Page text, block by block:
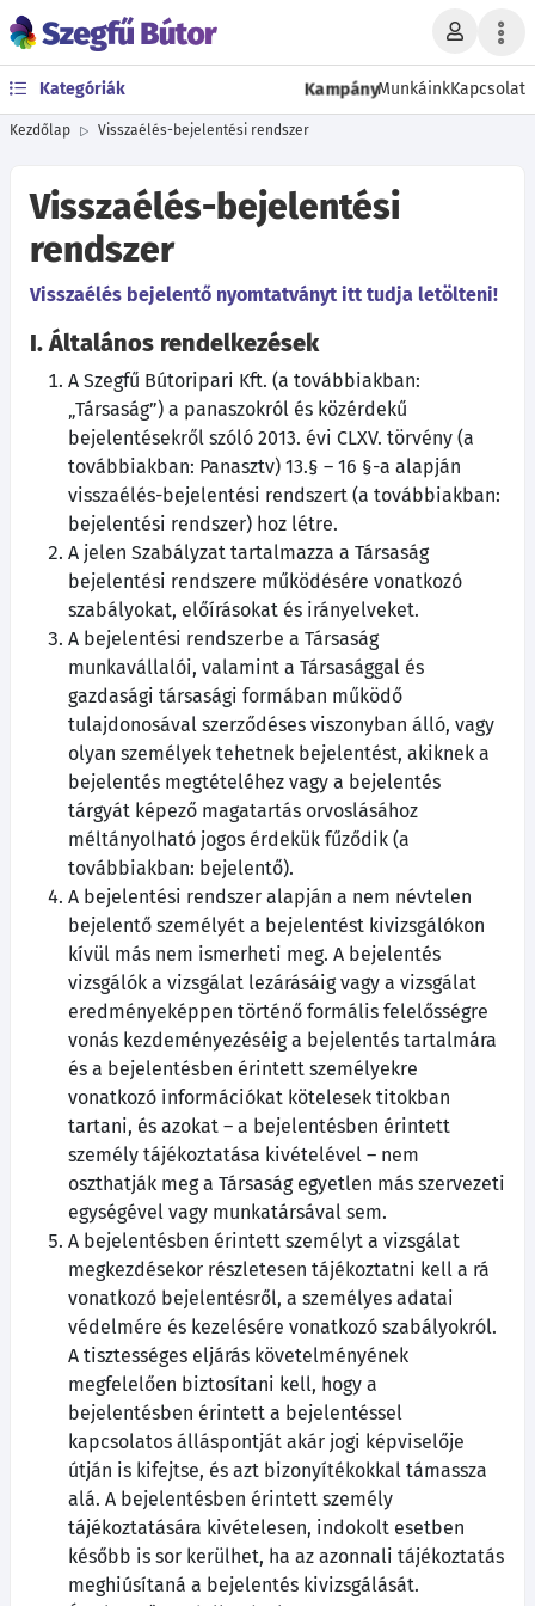
Kategóriák KampányMunkáinkKapcsolat
Kezdőlap Visszaélés-bejelentési rendszer
Visszaélés-bejelentési
rendszer
Visszaélés bejelentő nyomtatványt itt tudja letölteni!
I. Általános rendelkezések
A Szegfű Bútoripari Kft. (a továbbiakban:
„Társaság”) a panaszokról és közérdekű
bejelentésekről szóló 2013. évi CLXV. törvény (a
továbbiakban: Panasztv) 13.§ – 16 §-a alapján
visszaélés-bejelentési rendszert (a továbbiakban:
bejelentési rendszer) hoz létre.
A jelen Szabályzat tartalmazza a Társaság
bejelentési rendszere működésére vonatkozó
szabályokat, előírásokat és irányelveket.
A bejelentési rendszerbe a Társaság
munkavállalói, valamint a Társasággal és
gazdasági társasági formában működő
tulajdonosával szerződéses viszonyban álló, vagy
olyan személyek tehetnek bejelentést, akiknek a
bejelentés megtételéhez vagy a bejelentés
tárgyát képező magatartás orvoslásához
méltányolható jogos érdekük fűződik (a
továbbiakban: bejelentő).
A bejelentési rendszer alapján a nem névtelen
bejelentő személyét a bejelentést kivizsgálókon
kívül más nem ismerheti meg. A bejelentés
vizsgálók a vizsgálat lezárásáig vagy a vizsgálat
eredményeképpen történő formális felelősségre
vonás kezdeményezéséig a bejelentés tartalmára
és a bejelentésben érintett személyekre
vonatkozó információkat kötelesek titokban
tartani, és azokat – a bejelentésben érintett
személy tájékoztatása kivételével – nem
oszthatják meg a Társaság egyetlen más szervezeti
egységével vagy munkatársával sem.
A bejelentésben érintett személyt a vizsgálat
megkezdésekor részletesen tájékoztatni kell a rá
vonatkozó bejelentésről, a személyes adatai
védelmére és kezelésére vonatkozó szabályokról.
A tisztességes eljárás követelményének
megfelelően biztosítani kell, hogy a
bejelentésben érintett a bejelentéssel
kapcsolatos álláspontját akár jogi képviselője
útján is kifejtse, és azt bizonyítékokkal támassza
alá. A bejelentésben érintett személy
tájékoztatására kivételesen, indokolt esetben
később is sor kerülhet, ha az azonnali tájékoztatás
meghiúsítaná a bejelentés kivizsgálását.